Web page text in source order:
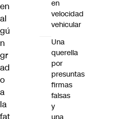
en
al
gú
n
gr
ad
o
a
la
en
velocidad
vehicular
Una
querella
por
presuntas
firmas
falsas
y
una